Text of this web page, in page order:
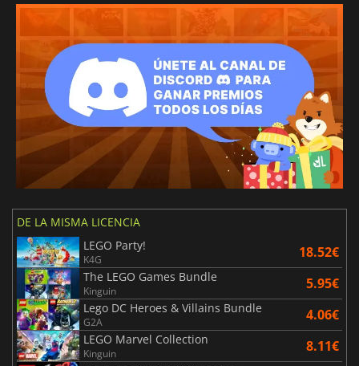
DE LA MISMA LICENCIA
LEGO Party!
K4G 18.52€
The LEGO Games Bundle
Kinguin 5.95€
Lego DC Heroes & Villains Bundle
G2A 4.06€
LEGO Marvel Collection
Kinguin 8.11€